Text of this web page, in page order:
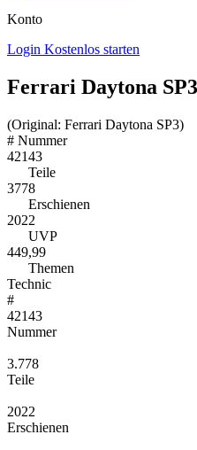
Konto
Login Kostenlos starten
Ferrari Daytona
(Original: Ferrari Daytona SP3)
# Nummer
42143
Teile
3778
Erschienen
2022
UVP
449,99
Themen
Technic
#
42143
Nummer
3.778
Teile
2022
Erschienen